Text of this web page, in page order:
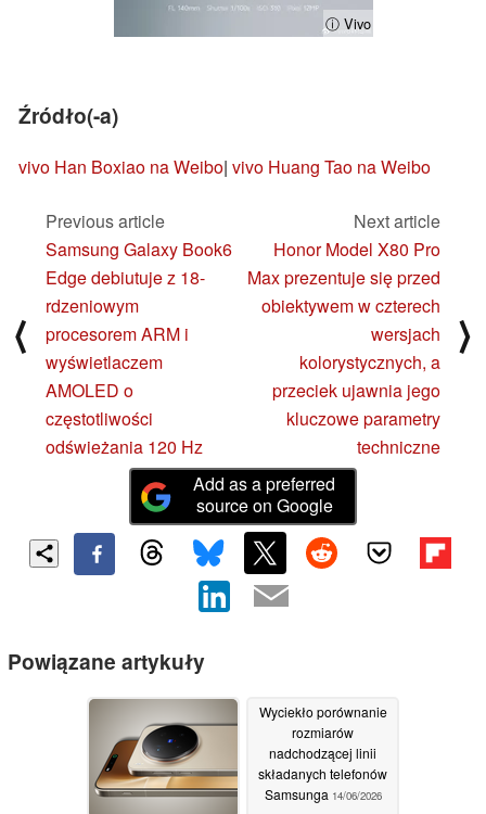
ⓘ Vivo
Źródło(-a)
vivo Han Boxiao na Weibo| vivo Huang Tao na Weibo
⟨
Previous article
Samsung Galaxy Book6
Edge debiutuje z 18-
rdzeniowym
procesorem ARM i
wyświetlaczem
AMOLED o
częstotliwości
odświeżania 120 Hz
Next article
Honor Model X80 Pro
Max prezentuje się przed
obiektywem w czterech
wersjach
kolorystycznych, a
przeciek ujawnia jego
kluczowe parametry
techniczne
⟩
Add as a preferred
source on Google
Powiązane artykuły
Wyciekło porównanie
rozmiarów
nadchodzącej linii
składanych telefonów
Samsunga 14/06/2026